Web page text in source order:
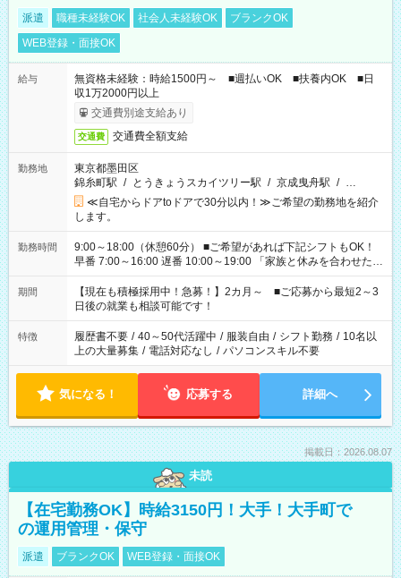
派遣 職種未経験OK 社会人未経験OK
ブランクOK
WEB登録・面接OK
給与
無資格未経験：時給1500円～ ■週払いOK ■扶養内OK ■日
収1万2000円以上
交通費別途支給あり
交通費 交通費全額支給
勤務地
東京都墨田区
錦糸町駅 / とうきょうスカイツリー駅 / 京成曳舟駅 / …
≪自宅からドアtoドアで30分以内！≫ご希望の勤務地を紹介
します。
勤務時間
9:00～18:00（休憩60分） ■ご希望があれば下記シフトもOK！
早番 7:00～16:00 遅番 10:00～19:00 「家族と休みを合わせた
い」 「余裕を持って夕飯の準備がしたい」 「できれば残業はし
たくない」 など、ご希望を教えてくださいね。 ※Wワーク希望
の方へ 今ご覧のお仕事で希望する勤務時間と、もう1つのお仕事
の勤務時間。 合計で週40時間を超える場合は応募できません。
期間
【現在も積極採用中！急募！】2カ月～ ■ご応募から最短2～3
日後の就業も相談可能です！
特徴 履歴書不要 / 40～50代活躍中 / 服装自由 / シフト勤務 / 10名以
上の大量募集 / 電話対応なし / パソコンスキル不要
気になる！ 応募する 詳細へ
掲載日：2026.08.07
未読
【在宅勤務OK】時給3150円！大手！大手町で
の運用管理・保守
派遣 ブランクOK WEB登録・面接OK